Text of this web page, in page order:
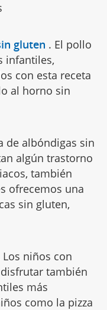
gluten . El pollo
infantiles,
con esta receta
al horno sin
de albóndigas sin
algún trastorno
también
ofrecemos una
sin gluten,
Los niños con
también
más
como la pizza